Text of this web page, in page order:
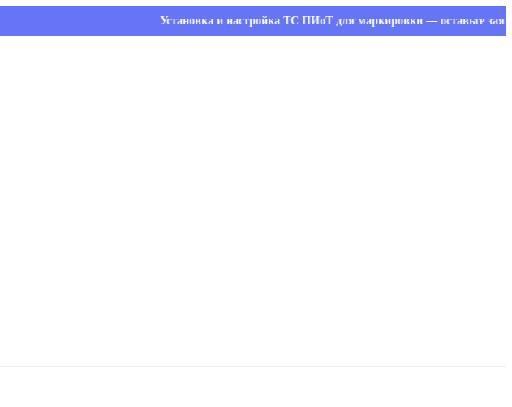
Установка и настройка ТС ПИоТ для маркировки — оставьте заявку и